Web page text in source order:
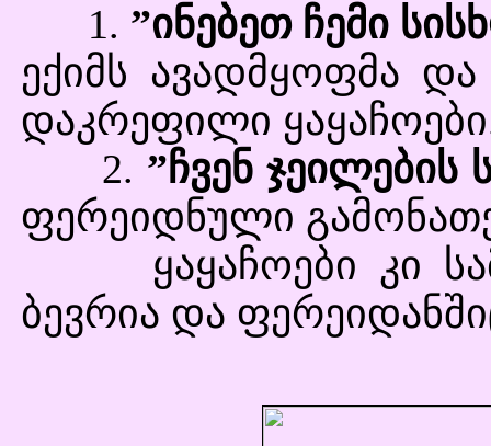
1. ”ინებეთ ჩემი
ექიმს ავადმყოფმა
დაკრეფილი
2. ”ჩვენ
ფერეიდნული
ყაყაჩოები კი
ბევრია და